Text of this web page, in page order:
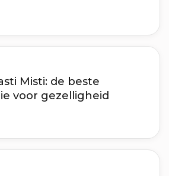
Misti: de beste
voor gezelligheid